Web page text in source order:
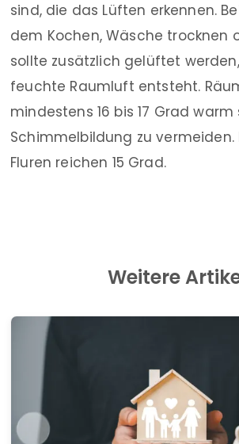
sind, die das Lüften erkennen.
dem Kochen, Wäsche trocknen
sollte zusätzlich gelüftet
feuchte Raumluft entsteht.
mindestens 16 bis 17 Grad warm
Schimmelbildung zu vermeiden.
Fluren reichen 15 Grad.
Weitere